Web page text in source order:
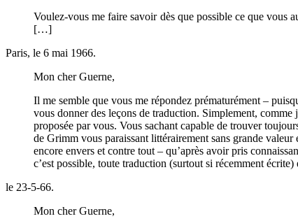
Voulez-vous me faire savoir dès que possible ce que vous
[…]
Paris, le 6 mai 1966.
Mon cher Guerne,
Il me semble que vous me répondez prématurément –
vous donner des leçons de traduction. Simplement,
proposée par vous. Vous sachant capable de trouver
de Grimm vous paraissant littérairement sans grande
encore envers et contre tout – qu’après avoir pris
c’est possible, toute traduction (surtout si récemment
le 23-5-66.
Mon cher Guerne,